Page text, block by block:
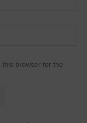
browser for the